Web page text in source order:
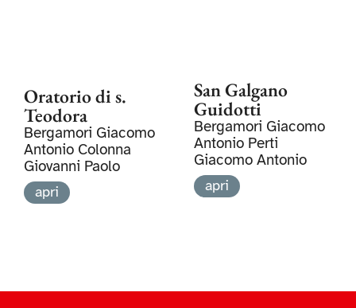
Oratorio di s.
Teodora
Bergamori Giacomo
Antonio Colonna
Giovanni Paolo
apri
San Galgano
Guidotti
Bergamori Giacomo
Antonio Perti
Giacomo Antonio
apri